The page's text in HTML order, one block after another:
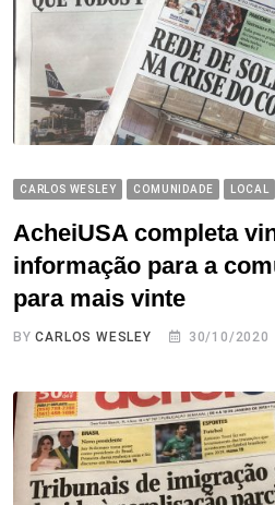
CARLOS WESLEY COMUNIDADE LOCAL
AcheiUSA completa
informação para a
para mais vinte
BYCARLOS WESLEY 30/10/2020